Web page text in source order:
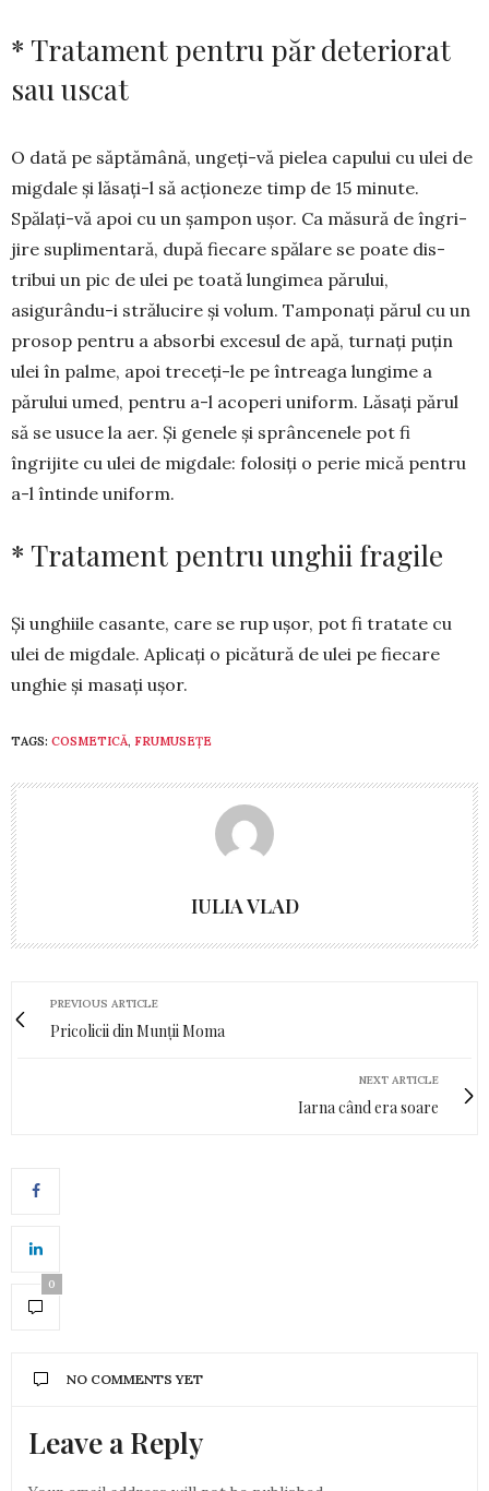
* Tratament pentru păr deteriorat
sau uscat
O dată pe săptămână, ungeți-vă pielea capului cu ulei de
migdale și lăsați-l să acționeze timp de 15 mi­nute.
Spălați-vă apoi cu un șampon ușor. Ca măsură de îngri­
jire supli­men­tară, după fiecare spălare se poate dis­
tribui un pic de ulei pe toată lungimea pă­rului,
asigurându-i strălucire și volum. Tamponaţi părul cu un
prosop pentru a ab­­sorbi excesul de apă, tur­naţi puţin
ulei în palme, apoi treceţi-le pe întreaga lun­gime a
părului umed, pentru a-l acoperi uni­form. Lăsaţi părul
să se usuce la aer. Și genele și sprâncenele pot fi
îngrijite cu ulei de migdale: folosiți o perie mică pentru
a-l întinde uniform.
* Tratament pentru unghii fragile
Și unghiile casante, care se rup uşor, pot fi tratate cu
ulei de mig­dale. Aplicaţi o picătură de ulei pe fiecare
unghie şi masaţi uşor.
TAGS: COSMETICĂ, FRUMUSEȚE
IULIA VLAD
PREVIOUS ARTICLE
Pricolicii din Munții Moma
NEXT ARTICLE
Iarna când era soare
0
NO COMMENTS YET
Leave a Reply